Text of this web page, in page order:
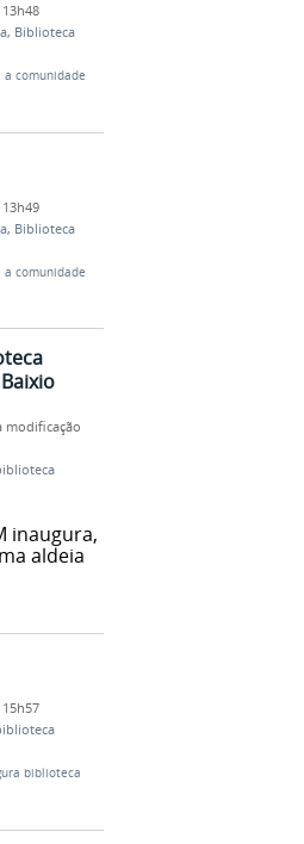
, Biblioteca
a comunidade
, Biblioteca
a comunidade
modificação
inaugura,
aldeia
biblioteca